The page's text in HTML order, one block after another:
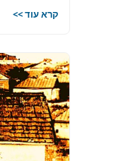
קרא עוד >>